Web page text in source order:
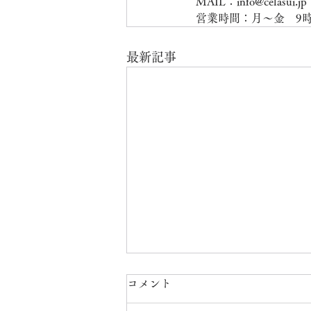
営業時間：月～金　9
最新記事
コメント